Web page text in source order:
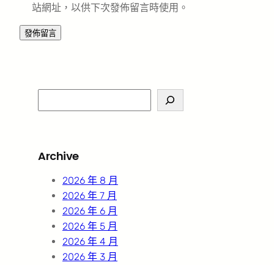
站網址，以供下次發佈留言時使用。
e
c
Archive
2026 年 8 月
2026 年 7 月
2026 年 6 月
2026 年 5 月
2026 年 4 月
2026 年 3 月